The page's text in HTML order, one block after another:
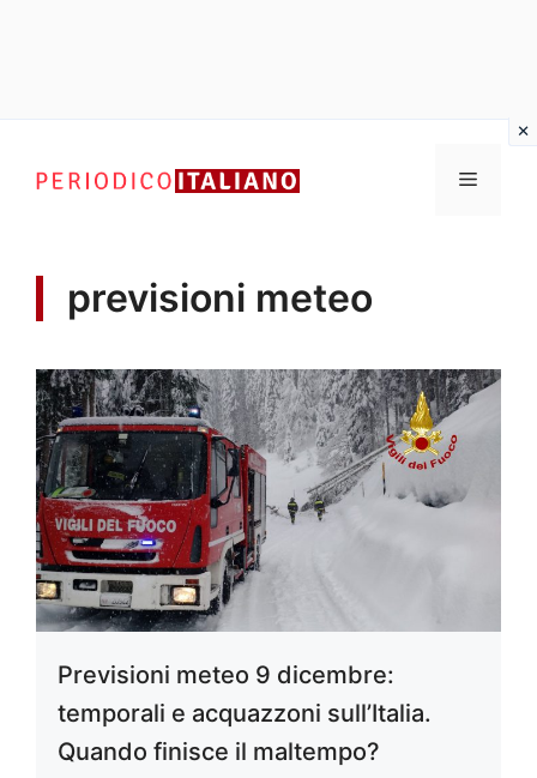
contenuto
Menu
previsioni meteo
Previsioni meteo 9 dicembre:
temporali e acquazzoni sull’Italia.
Quando finisce il maltempo?